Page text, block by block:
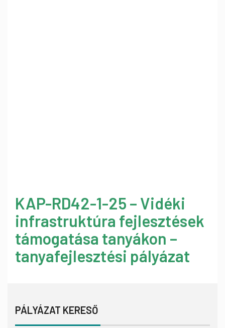
KAP-RD42-1-25 – Vidéki
infrastruktúra fejlesztések
támogatása tanyákon –
tanyafejlesztési pályázat
PÁLYÁZAT KERESŐ